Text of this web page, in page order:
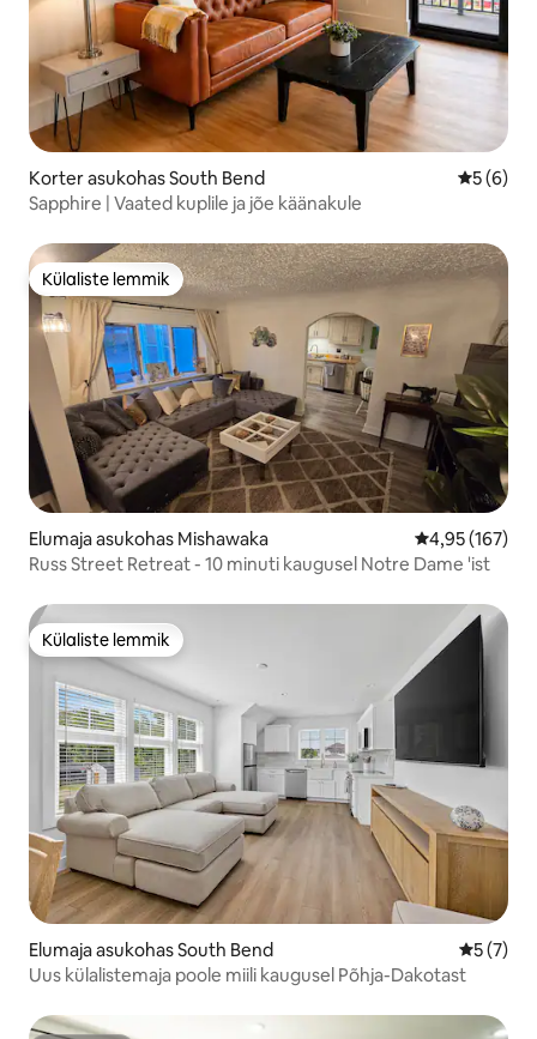
Korter asukohas South Bend
5 (6)
Sapphire | Vaated kuplile ja jõe käänakule
Külaliste lemmik
Külaliste lemmik
Elumaja asukohas Mishawaka Keskmine
4,95 (167)
Russ Street Retreat - 10 minuti kaugusel Notre Dame 'ist
Külaliste lemmik
Külaliste lemmik
Elumaja asukohas South Bend
5 (7)
Uus külalistemaja poole miili kaugusel Põhja-Dakotast